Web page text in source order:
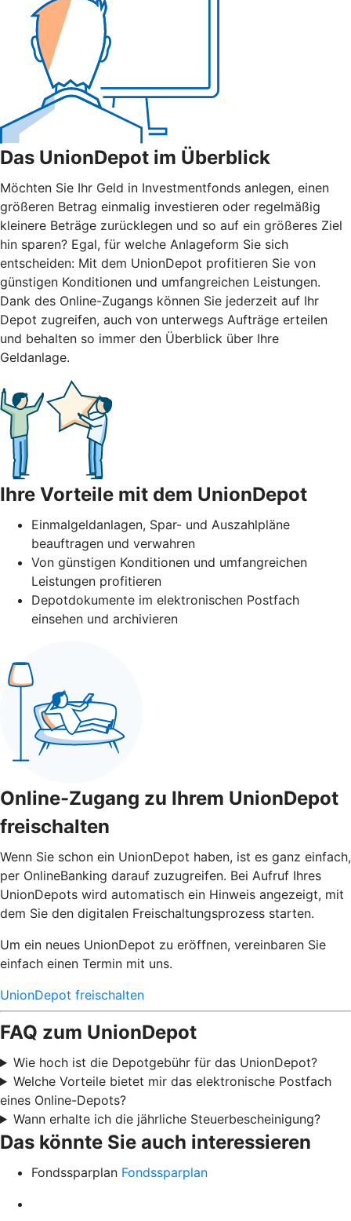
Das UnionDepot im Überblick
Möchten Sie Ihr Geld in Investmentfonds anlegen, einen
größeren Betrag einmalig investieren oder regelmäßig
kleinere Beträge zurücklegen und so auf ein größeres Ziel
hin sparen? Egal, für welche Anlageform Sie sich
entscheiden: Mit dem UnionDepot profitieren Sie von
günstigen Konditionen und umfangreichen Leistungen.
Dank des Online-Zugangs können Sie jederzeit auf Ihr
Depot zugreifen, auch von unterwegs Aufträge erteilen
und behalten so immer den Überblick über Ihre
Geldanlage.
Ihre Vorteile mit dem UnionDepot
Einmalgeldanlagen, Spar- und Auszahlpläne
beauftragen und verwahren
Von günstigen Konditionen und umfangreichen
Leistungen profitieren
Depotdokumente im elektronischen Postfach
einsehen und archivieren
Online-Zugang zu Ihrem UnionDepot
freischalten
Wenn Sie schon ein UnionDepot haben, ist es ganz einfach,
per OnlineBanking darauf zuzugreifen. Bei Aufruf Ihres
UnionDepots wird automatisch ein Hinweis angezeigt, mit
dem Sie den digitalen Freischaltungsprozess starten.
Um ein neues UnionDepot zu eröffnen, vereinbaren Sie
einfach einen Termin mit uns.
UnionDepot freischalten
FAQ zum UnionDepot
Wie hoch ist die Depotgebühr für das UnionDepot?
Welche Vorteile bietet mir das elektronische Postfach
eines Online-Depots?
Wann erhalte ich die jährliche Steuerbescheinigung?
Das könnte Sie auch interessieren
Fondssparplan Fondssparplan